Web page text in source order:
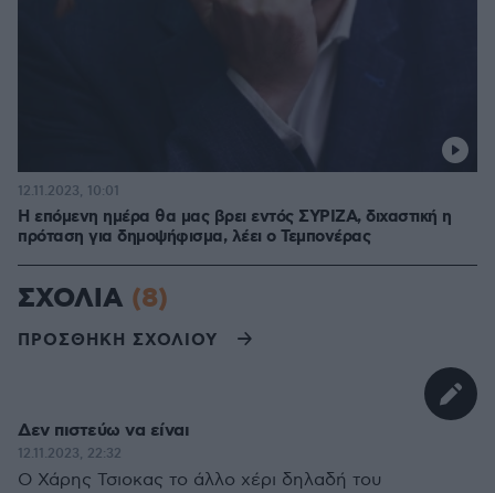
Η επόμενη ημέρα θα μας βρει εντός ΣΥΡΙΖΑ, διχαστική η
πρόταση για δημοψήφισμα, λέει ο Τεμπονέρας
12.11.2023, 10:01
ΣΧΟΛΙΑ (8)
ΠΡΟΣΘΗΚΗ ΣΧΟΛΙΟΥ
Δεν πιστεύω να είναι
12.11.2023, 22:32
Ο Χάρης Τσιοκας το άλλο χέρι δηλαδή του